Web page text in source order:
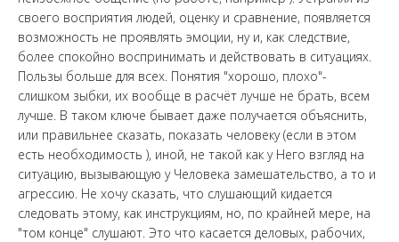
своего восприятия людей, оценку и сравнение, появляется
возможность не проявлять эмоции, ну и, как следствие,
более спокойно воспринимать и действовать в ситуациях.
Пользы больше для всех. Понятия "хорошо, плохо"-
слишком зыбки, их вообще в расчёт лучше не брать, всем
лучше. В таком ключе бывает даже получается объяснить,
или правильнее сказать, показать человеку (если в этом
есть необходимость ), иной, не такой как у Него взгляд на
ситуацию, вызывающую у Человека замешательство, а то и
агрессию. Не хочу сказать, что слушающий кидается
следовать этому, как инструкциям, но, по крайней мере, на
"том конце" слушают. Это что касается деловых, рабочих,